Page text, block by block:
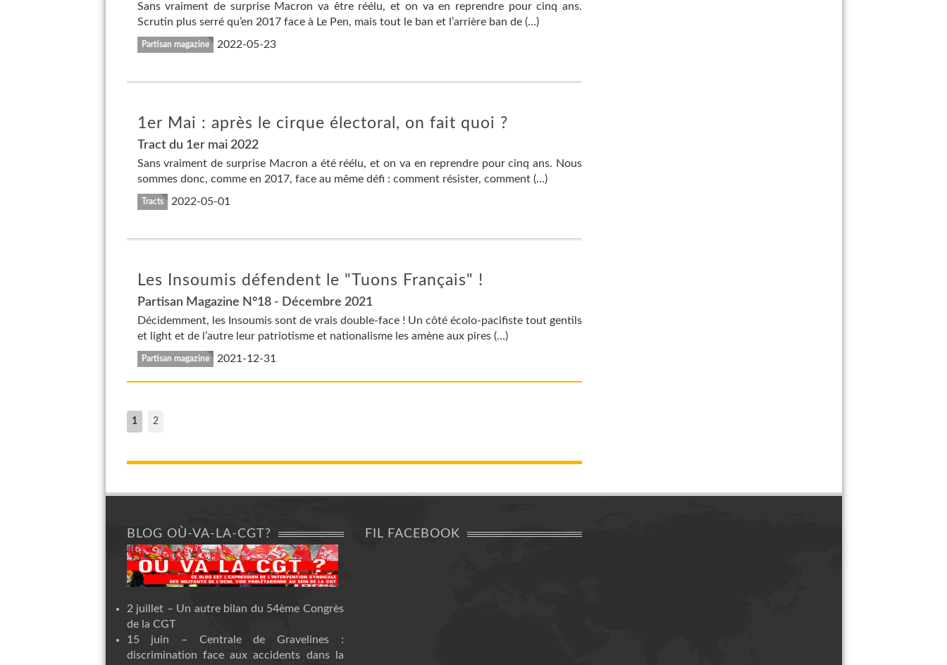
Sans vraiment de surprise Macron va être réélu, et on va en reprendre pour cinq ans.
Scrutin plus serré qu’en 2017 face à Le Pen, mais tout le ban et l’arrière ban de (…)
Partisan magazine 2022-05-23
1er Mai : après le cirque électoral, on fait quoi ?
Tract du 1er mai 2022
Sans vraiment de surprise Macron a été réélu, et on va en reprendre pour cinq ans. Nous
sommes donc, comme en 2017, face au même défi : comment résister, comment (…)
Tracts 2022-05-01
Les Insoumis défendent le "Tuons Français" !
Partisan Magazine N°18 - Décembre 2021
Décidemment, les Insoumis sont de vrais double-face ! Un côté écolo-pacifiste tout gentils
et light et de l’autre leur patriotisme et nationalisme les amène aux pires (…)
Partisan magazine 2021-12-31
1 2
BLOG OÙ-VA-LA-CGT?
2 juillet – Un autre bilan du 54ème Congrès
de la CGT
15 juin – Centrale de Gravelines :
discrimination face aux accidents dans la
FIL FACEBOOK